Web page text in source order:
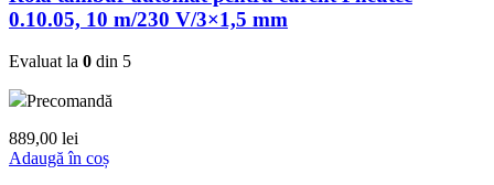
0.10.05, 10 m/230 V/3×1,5 mm
Evaluat la 0 din 5
Precomandă
889,00 lei
Adaugă în coș